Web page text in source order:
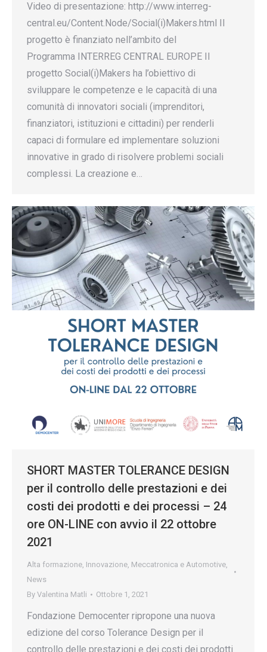
Video di presentazione: http://www.interreg-
central.eu/Content.Node/Social(i)Makers.html Il
progetto è finanziato nell’ambito del
Programma INTERREG CENTRAL EUROPE Il
progetto Social(i)Makers ha l’obiettivo di
sviluppare le competenze e le capacità di una
comunità di innovatori sociali (imprenditori,
finanziatori, istituzioni e cittadini) per renderli
capaci di formulare ed implementare soluzioni
innovative in grado di risolvere problemi sociali
complessi. La creazione e…
SHORT MASTER TOLERANCE DESIGN
per il controllo delle prestazioni e dei
costi dei prodotti e dei processi – 24
ore ON-LINE con avvio il 22 ottobre
2021
Alta formazione, Innovazione, Meccatronica e Automotive,
News
By Valentina Matli Ottobre 1, 2021
Fondazione Democenter ripropone una nuova
edizione del corso Tolerance Design per il
controllo delle prestazioni e dei costi dei prodotti